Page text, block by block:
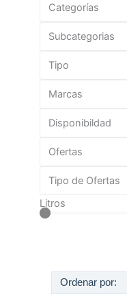
Categorías
Subcategorias
Tipo
Marcas
Disponibildad
Ofertas
Tipo de Ofertas
Litros